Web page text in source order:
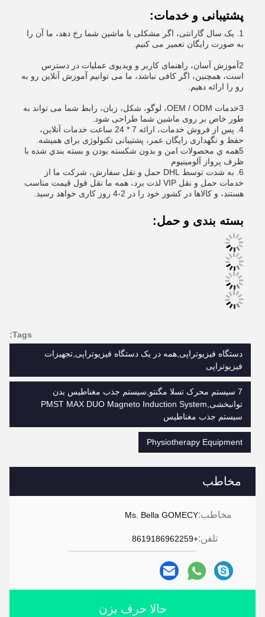
مخاطب
مخاطب:Ms. Bella GOMECY
تلفن:+8619186962259
حالا حرف بزن
پشتیبانی و خدمات:
1. یک سال گارانتی، اگر مشکلی با ماشین شما رخ دهد، ما آن را
به صورت رایگان تعمیر می کنیم.
2آموزش آسان، راهنمای کاربر و ویدیوی عملیات در دسترس
است، همچنین، اگر کافی نباشد، ما می توانیم آموزش آنلاین رو به
رو را ارائه دهیم.
3خدمات OEM / ODM، لوگو، شکل، زبان، رابط شما می تواند به
طور خاص بر روی ماشین شما طراحی شود.
4. پس از فروش خدمات، ارائه 7 * 24 ساعت خدمات آنلاین،
حفظ و نگهداری رایگان عمر، پشتیبانی تکنولوژی برای همیشه.
5همه ي محصولات امن و بدون شکسته بودن و بسته بندي شده با
ظرف پرواز آلومينيوم
6. به شدت توسط DHL حمل و نقل سفارش، شرکت ما از
خدمات حمل و نقل VIP لذت برد، همه ما نقل قول قیمت مناسب
هستند، و کالاها در کشور خود را در 2-4 روز کاری خواهد رسید.
بسته بندی و حمل:
Tags:
دستگاه فیزیوتراپی,همه در یک دستگاه فیزیوتراپی,تجهیزات
فیزیوتراپی
7 سیستم محرک تسلا مگنتو,سیستم جذب مغناطیس بدن
توانبخشی,PMST MAX DUO Magneto Induction System
سیستم جذب مغناطیس
Physiotherapy Equipment